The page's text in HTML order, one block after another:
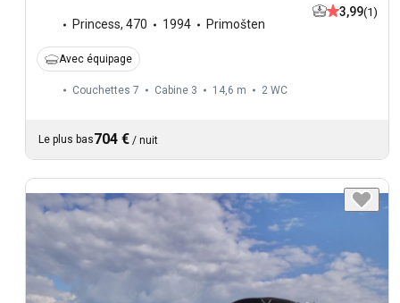
Princess, 470 1994 Primošten
3,99(1)
Avec équipage
Couchettes 7 Cabine 3 14,6 m 2 WC
Le plus bas704 € / nuit